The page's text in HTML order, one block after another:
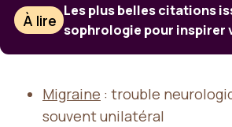
À lire
Les plus belles citations
sophrologie pour inspirer
Migraine : trouble
souvent unilatéral